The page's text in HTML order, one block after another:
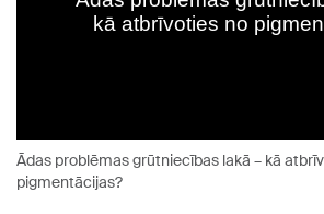
Ādas problēmas grūtniecības lakā – kā
pigmentācijas?